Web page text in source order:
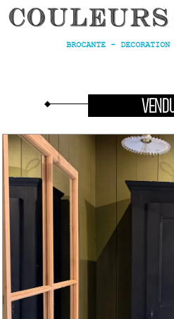
BROCANTE - DECORATION
VENDU